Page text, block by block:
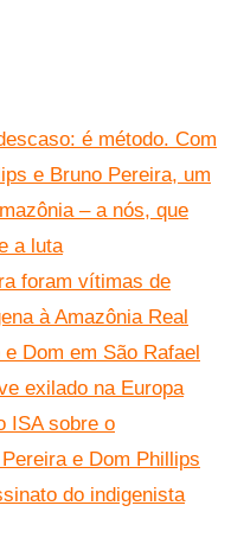
é método. Com
e Bruno Pereira, um
– a nós, que
a luta
foram vítimas de
à Amazônia Real
Dom em São Rafael
exilado na Europa
ISA sobre o
e Dom Phillips
do indigenista